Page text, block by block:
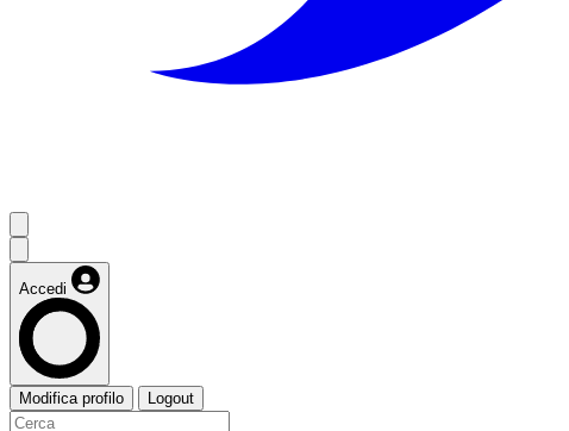
Accedi
Modifica profilo Logout